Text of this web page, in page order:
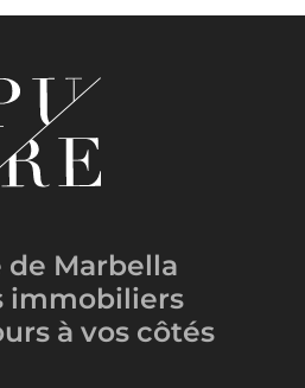
de Marbella
immobiliers
à vos côtés